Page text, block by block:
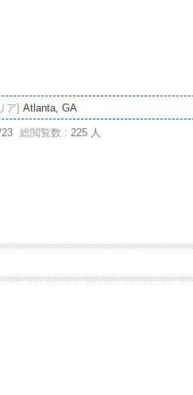
ア] Atlanta, GA
総閲覧数 : 225 人